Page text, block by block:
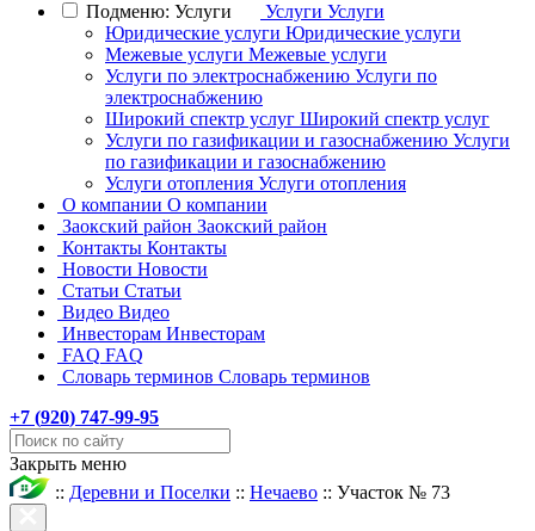
Подменю: Услуги
Услуги Услуги
Юридические услуги Юридические услуги
Межевые услуги Межевые услуги
Услуги по электроснабжению Услуги по
электроснабжению
Широкий спектр услуг Широкий спектр услуг
Услуги по газификации и газоснабжению Услуги
по газификации и газоснабжению
Услуги отопления Услуги отопления
О компании О компании
Заокский район Заокский район
Контакты Контакты
Новости Новости
Статьи Статьи
Видео Видео
Инвесторам Инвесторам
FAQ FAQ
Словарь терминов Словарь терминов
+7 (920) 747-99-95
Закрыть меню
:: Деревни и Поселки :: Нечаево :: Участок № 73